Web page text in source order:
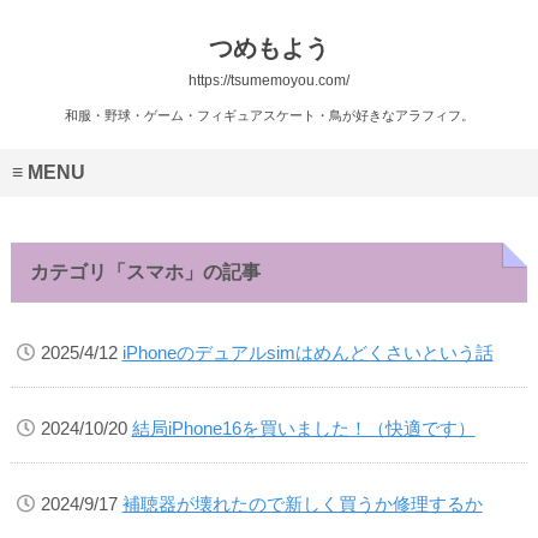
つめもよう
https://tsumemoyou.com/
和服・野球・ゲーム・フィギュアスケート・鳥が好きなアラフィフ。
MENU
カテゴリ「スマホ」の記事
2025/4/12 iPhoneのデュアルsimはめんどくさいという話
2024/10/20 結局iPhone16を買いました！（快適です）
2024/9/17 補聴器が壊れたので新しく買うか修理するか